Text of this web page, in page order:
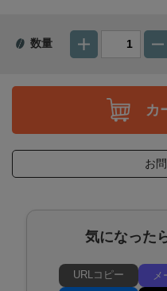
数量
カ
お
気になった
URLコピー